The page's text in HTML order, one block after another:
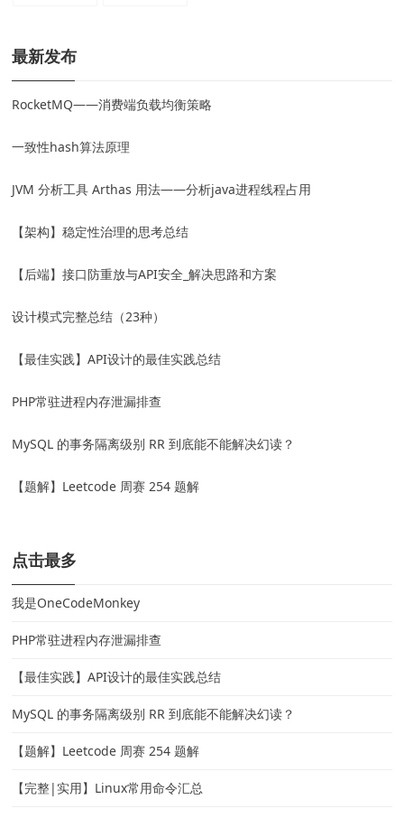
最新发布
RocketMQ——消费端负载均衡策略
一致性hash算法原理
JVM 分析工具 Arthas 用法——分析java进程线程占用
【架构】稳定性治理的思考总结
【后端】接口防重放与API安全_解决思路和方案
设计模式完整总结（23种）
【最佳实践】API设计的最佳实践总结
PHP常驻进程内存泄漏排查
MySQL 的事务隔离级别 RR 到底能不能解决幻读？
【题解】Leetcode 周赛 254 题解
点击最多
我是OneCodeMonkey
PHP常驻进程内存泄漏排查
【最佳实践】API设计的最佳实践总结
MySQL 的事务隔离级别 RR 到底能不能解决幻读？
【题解】Leetcode 周赛 254 题解
【完整|实用】Linux常用命令汇总